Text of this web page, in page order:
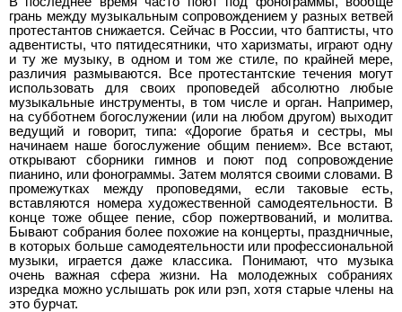
грань между музыкальным сопровождением у разных ветвей
протестантов снижается. Сейчас в России, что баптисты, что
адвентисты, что пятидесятники, что харизматы, играют одну
и ту же музыку, в одном и том же стиле, по крайней мере,
различия размываются. Все протестантские течения могут
использовать для своих проповедей абсолютно любые
музыкальные инструменты, в том числе и орган. Например,
на субботнем богослужении (или на любом другом) выходит
ведущий и говорит, типа: «Дорогие братья и сестры, мы
начинаем наше богослужение общим пением». Все встают,
открывают сборники гимнов и поют под сопровождение
пианино, или фонограммы. Затем молятся своими словами. В
промежутках между проповедями, если таковые есть,
вставляются номера художественной самодеятельности. В
конце тоже общее пение, сбор пожертвований, и молитва.
Бывают собрания более похожие на концерты, праздничные,
в которых больше самодеятельности или профессиональной
музыки, играется даже классика. Понимают, что музыка
очень важная сфера жизни. На молодежных собраниях
изредка можно услышать рок или рэп, хотя старые члены на
это бурчат.